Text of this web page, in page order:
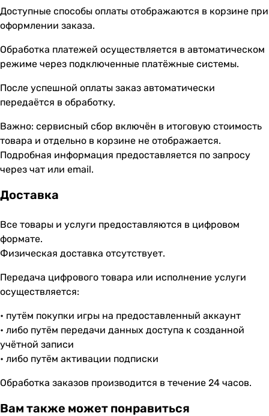
Доступные способы оплаты отображаются в корзине при
оформлении заказа.
Обработка платежей осуществляется в автоматическом
режиме через подключенные платёжные системы.
После успешной оплаты заказ автоматически
передаётся в обработку.
Важно: сервисный сбор включён в итоговую стоимость
товара и отдельно в корзине не отображается.
Подробная информация предоставляется по запросу
через чат или email.
Доставка
Все товары и услуги предоставляются в цифровом
формате.
Физическая доставка отсутствует.
Передача цифрового товара или исполнение услуги
осуществляется:
• путём покупки игры на предоставленный аккаунт
• либо путём передачи данных доступа к созданной
учётной записи
• либо путём активации подписки
Обработка заказов производится в течение 24 часов.
Вам также может понравиться